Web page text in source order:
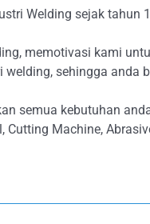
Welding sejak tahun
memotivasi kami
sehingga anda
semua kebutuhan
Cutting Machine,